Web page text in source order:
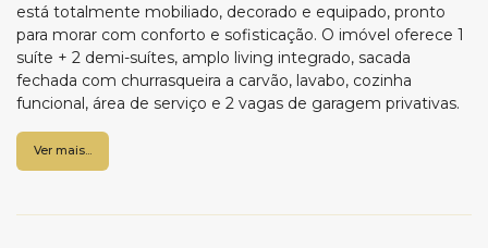
está totalmente mobiliado, decorado e equipado, pronto
para morar com conforto e sofisticação. O imóvel oferece 1
suíte + 2 demi-suítes, amplo living integrado, sacada
fechada com churrasqueira a carvão, lavabo, cozinha
funcional, área de serviço e 2 vagas de garagem privativas.
Localizado em uma das regiões mais valorizadas da cidade,
entre a 3ª Avenida e a Avenida Brasil, o edifício está próximo
Ver mais...